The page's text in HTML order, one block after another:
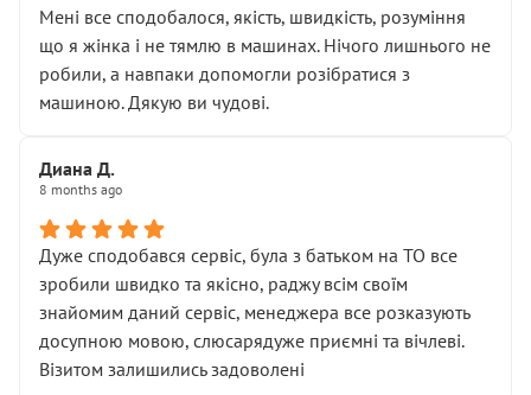
Мені все сподобалося, якість, швидкість, розуміння
що я жінка і не тямлю в машинах. Нічого лишнього не
робили, а навпаки допомогли розібратися з
машиною. Дякую ви чудові.
Диана Д.
8 months ago
Дуже сподобався сервіс, була з батьком на ТО все
зробили швидко та якісно, раджу всім своїм
знайомим даний сервіс, менеджера все розказують
досупною мовою, слюсарядуже приємні та вічлеві.
Візитом залишились задоволені